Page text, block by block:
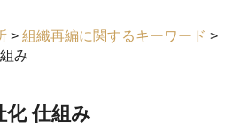
> 組織再編に関するキーワード >
み
化 仕組み